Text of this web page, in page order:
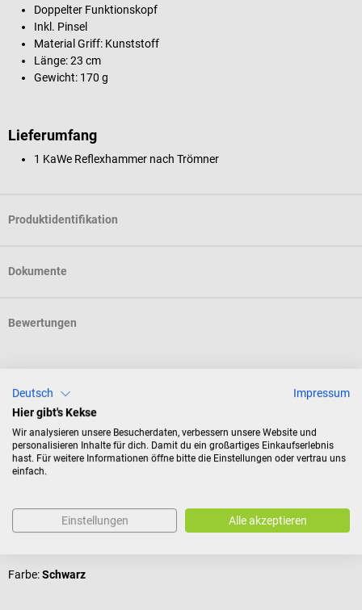
Doppelter Funktionskopf
Inkl. Pinsel
Material Griff: Kunststoff
Länge: 23 cm
Gewicht: 170 g
Lieferumfang
1 KaWe Reflexhammer nach Trömner
Produktidentifikation
Dokumente
Bewertungen
Kunden kauften auch
15%
DocCheck Tools
LED-Diagnostikleuchte "Blink"
Durchschnittliche Bewertung von 4.11 von 5 Sternen
Farbe:Schwarz
Deutsch
Impressum
Hier gibt's Kekse
Wir analysieren unsere Besucherdaten, verbessern unsere Website und
personalisieren Inhalte für dich. Damit du ein großartiges Einkaufserlebnis
hast. Für weitere Informationen öffne bitte die Einstellungen oder vertrau uns
einfach.
Einstellungen Alle akzeptieren